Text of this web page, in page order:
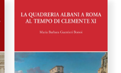
Filippo,Carpiceci Marco
Cieri Via Claudia,Colonnese
Michele,De Pasquale
Fagiolo Marcello,Ferrario
Massimiliano
,
Forcellino Antonio
Gagliardi